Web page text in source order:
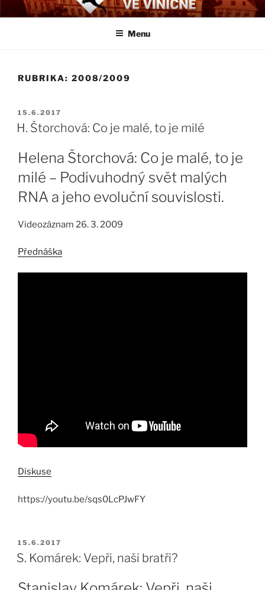
k
BIOLOGICKÉ ČTVRTKY VE
Určeno všem zájemcům o evoluci a obecnější biologická témata
Menu
RUBRIKA: 2008/2009
PUBLIKOVÁNO
15.6.2017
H. Štorchová: Co je malé, to je milé
Helena Štorchová: Co je malé, to je
milé – Podivuhodný svět malých
RNA a jeho evoluční souvislosti.
Videozáznam 26. 3. 2009
Přednáška
Diskuse
https://youtu.be/sqs0LcPJwFY
PUBLIKOVÁNO
15.6.2017
S. Komárek: Vepři, naši bratři?